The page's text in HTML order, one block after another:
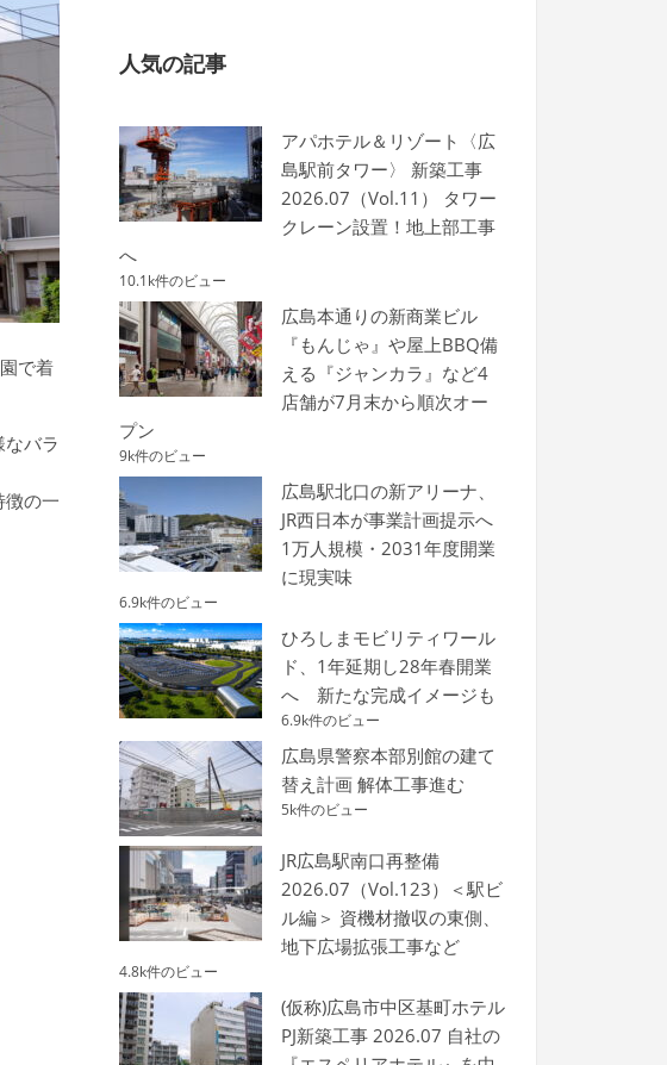
で着
バラ
の一
人気の記事
アパホテル＆リゾート〈広
島駅前タワー〉 新築工事
2026.07（Vol.11） タワー
クレーン設置！地上部工事
へ
10.1k件のビュー
広島本通りの新商業ビル
『もんじゃ』や屋上BBQ備
える『ジャンカラ』など4
店舗が7月末から順次オー
プン
9k件のビュー
広島駅北口の新アリーナ、
JR西日本が事業計画提示へ
1万人規模・2031年度開業
に現実味
6.9k件のビュー
ひろしまモビリティワール
ド、1年延期し28年春開業
へ 新たな完成イメージも
6.9k件のビュー
広島県警察本部別館の建て
替え計画 解体工事進む
5k件のビュー
JR広島駅南口再整備
2026.07（Vol.123）＜駅ビ
ル編＞ 資機材撤収の東側、
地下広場拡張工事など
4.8k件のビュー
(仮称)広島市中区基町ホテル
PJ新築工事 2026.07 自社の